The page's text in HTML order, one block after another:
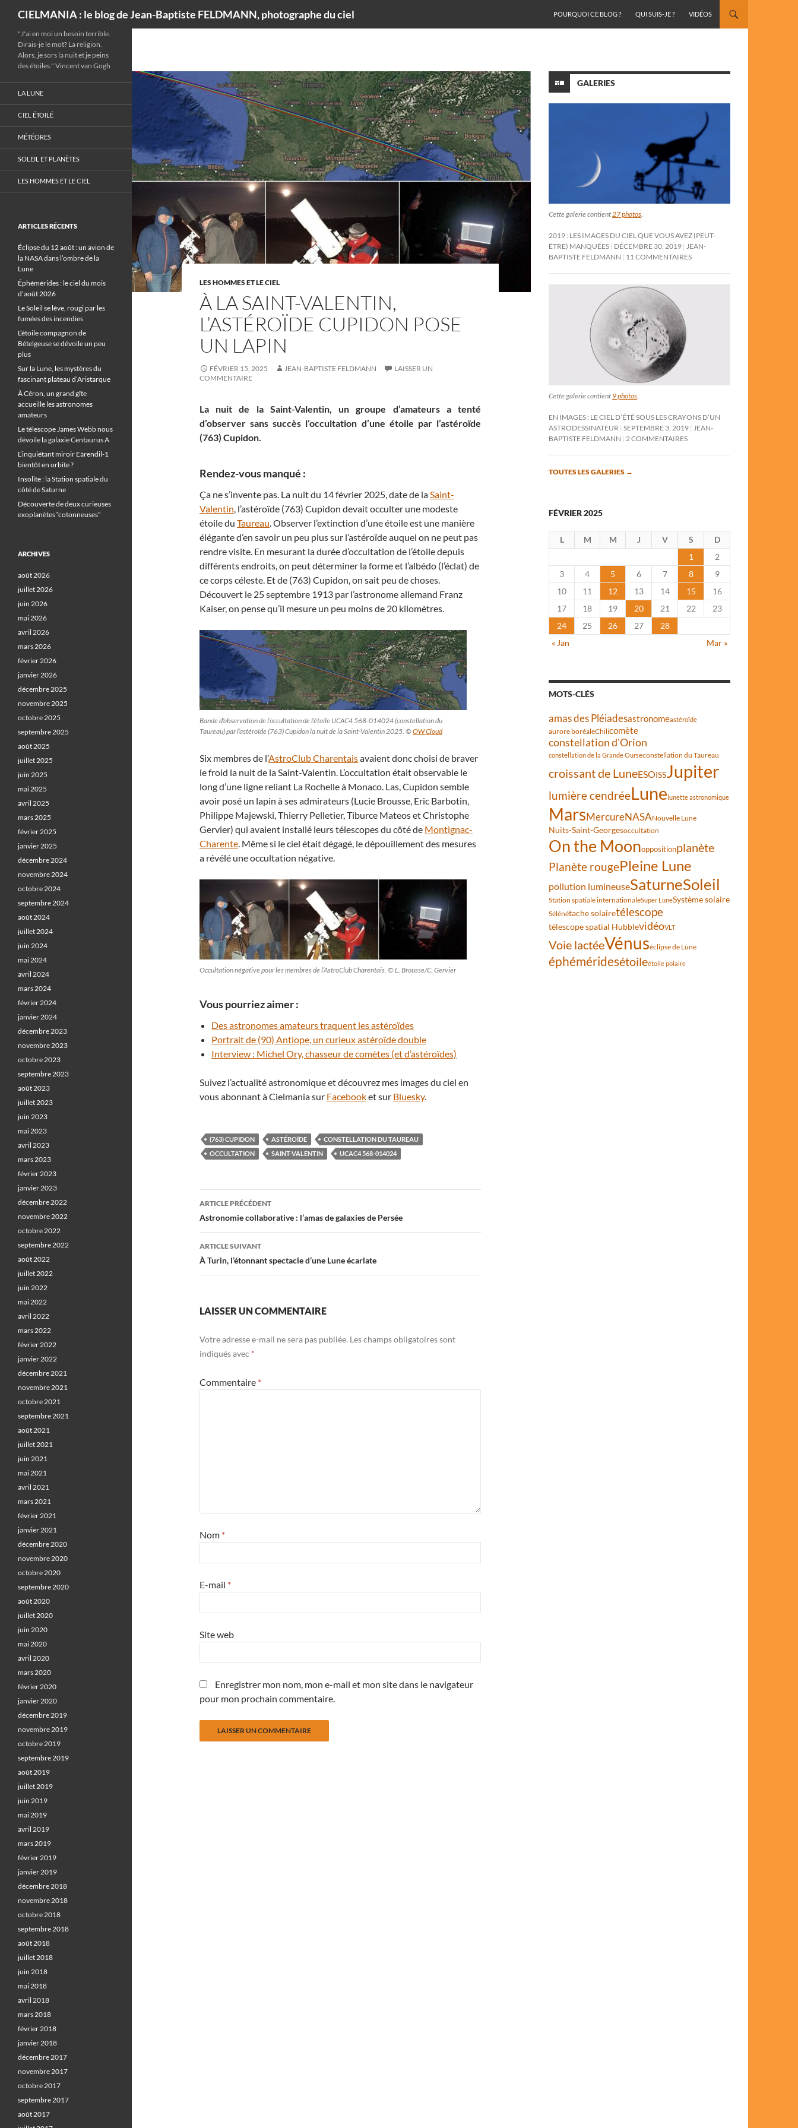
CIELMANIA : le blog de Jean-Baptiste FELDMANN, photographe du ciel
POURQUOI CE BLOG ?
QUI SUIS-JE ? VIDÉOS
LES HOMMES ET LE CIEL
À LA SAINT-VALENTIN,
L’ASTÉROÏDE CUPIDON POSE
UN LAPIN
FÉVRIER 15, 2025 JEAN-BAPTISTE FELDMANN
LAISSER UN
COMMENTAIRE
La nuit de la Saint-Valentin, un groupe d’amateurs a tenté
d’observer sans succès l’occultation d’une étoile par l’astéroïde
(763) Cupidon.
Rendez-vous manqué :
Ça ne s’invente pas. La nuit du 14 février 2025, date de laSaint-
Valentin, l’astéroïde (763) Cupidon devait occulter une modeste
étoile du Taureau. Observer l’extinction d’une étoile est une manière
élégante d’en savoir un peu plus sur l’astéroïde auquel on ne peut pas
rendre visite. En mesurant la durée d’occultation de l’étoile depuis
différents endroits, on peut déterminer la forme et l’albédo (l’éclat) de
ce corps céleste. Et de (763) Cupidon, on sait peu de choses.
Découvert le 25 septembre 1913 par l’astronome allemand Franz
Kaiser, on pense qu’il mesure un peu moins de 20 kilomètres.
Bande d’observation de l’occultation de l’étoile UCAC4 568-014024 (constellation du
Taureau) par l’astéroïde (763) Cupidon la nuit de la Saint-Valentin 2025. ©OW Cloud
Six membres de l’AstroClub Charentaisavaient donc choisi de braver
le froid la nuit de la Saint-Valentin. L’occultation était observable le
long d’une ligne reliant La Rochelle à Monaco. Las, Cupidon semble
avoir posé un lapin à ses admirateurs (Lucie Brousse, Eric Barbotin,
Philippe Majewski, Thierry Pelletier, Tiburce Mateos et Christophe
Gervier) qui avaient installé leurs télescopes du côté de Montignac-
Charente. Même si le ciel était dégagé, le dépouillement des mesures
a révélé une occultation négative.
Occultation négative pour les membres de l’AstroClub Charentais. © L. Brousse/C. Gervier
Vous pourriez aimer :
Des astronomes amateurs traquent les astéroïdes
Portrait de (90) Antiope, un curieux astéroïde double
Interview : Michel Ory, chasseur de comètes (et d’astéroïdes)
Suivez l’actualité astronomique et découvrez mes images du ciel en
vous abonnant à Cielmania sur Facebooket sur Bluesky.
(763) CUPIDON ASTÉROÏDE
CONSTELLATION DU TAUREAU
OCCULTATION
SAINT-VALENTIN UCAC4 568-014024
Navigation
des
articles
ARTICLE PRÉCÉDENT
Astronomie collaborative : l’amas de galaxies de Persée
ARTICLE SUIVANT
À Turin, l’étonnant spectacle d’une Lune écarlate
LAISSER UN COMMENTAIRE
Votre adresse e-mail ne sera pas publiée. Les champs obligatoires sont
indiqués avec *
Commentaire *
Nom *
E-mail *
Site web
Enregistrer mon nom, mon e-mail et mon site dans le navigateur
pour mon prochain commentaire.
GALERIES
Cette galerie contient27 photos.
2019 : LES IMAGES DU CIEL QUE VOUS AVEZ (PEUT-
ÊTRE) MANQUÉES DÉCEMBRE 30, 2019 JEAN-
BAPTISTE FELDMANN
11 COMMENTAIRES
Cette galerie contient 9 photos
EN IMAGES : LE CIEL D’ÉTÉ SOUS LES CRAYONS D’UN
ASTRODESSINATEUR SEPTEMBRE 3, 2019
JEAN-
BAPTISTE FELDMANN
2 COMMENTAIRES
TOUTES LES GALERIES →
FÉVRIER 2025
L M M J V S
D
1
2
3
4 5 6 7 8
9
10
11 12 13 14 15
16
17
18 19 20 21 22
23
24
25 26 27
28
« Jan
Mar »
MOTS-CLÉS
amas des Pléiadesastronomeastéroïde
aurore boréaleChilicomète
constellation d'Orion
constellation de la Grande Ourseconstellation du Taureau
croissant de LuneESOISSJupiter
lumière cendréeLunelunette astronomique
MarsMercureNASANouvelle Lune
Nuits-Saint-Georgesoccultation
On the Moonoppositionplanète
Planète rougePleine Lune
pollution lumineuseSaturneSoleil
Station spatiale internationaleSuper LuneSystème solaire
Sélénétache solairetélescope
télescope spatial HubblevidéoVLT
Voie lactéeVénuséclipse de Lune
éphéméridesétoileétoile polaire
"J'ai en moi un besoin terrible.
Dirais-je le mot? La religion.
Alors, je sors la nuit et je peins
des étoiles." Vincent van Gogh
LA LUNE
CIEL ÉTOILÉ
MÉTÉORES
SOLEIL ET PLANÈTES
LES HOMMES ET LE CIEL
ARTICLES RÉCENTS
Éclipse du 12 août : un avion de
la NASA dans l’ombre de la
Lune
Éphémérides : le ciel du mois
d’août 2026
Le Soleil se lève, rougi par les
fumées des incendies
L’étoile compagnon de
Bételgeuse se dévoile un peu
plus
Sur la Lune, les mystères du
fascinant plateau d’Aristarque
À Céron, un grand gîte
accueille les astronomes
amateurs
Le télescope James Webb nous
dévoile la galaxie Centaurus A
L’inquiétant miroir Eärendil-1
bientôt en orbite ?
Insolite : la Station spatiale du
côté de Saturne
Découverte de deux curieuses
exoplanètes “cotonneuses”
ARCHIVES
août 2026
juillet 2026
juin 2026
mai 2026
avril 2026
mars 2026
février 2026
janvier 2026
décembre 2025
novembre 2025
octobre 2025
septembre 2025
août 2025
juillet 2025
juin 2025
mai 2025
avril 2025
mars 2025
février 2025
janvier 2025
décembre 2024
novembre 2024
octobre 2024
septembre 2024
août 2024
juillet 2024
juin 2024
mai 2024
avril 2024
mars 2024
février 2024
janvier 2024
décembre 2023
novembre 2023
octobre 2023
septembre 2023
août 2023
juillet 2023
juin 2023
mai 2023
avril 2023
mars 2023
février 2023
janvier 2023
décembre 2022
novembre 2022
octobre 2022
septembre 2022
août 2022
juillet 2022
juin 2022
mai 2022
avril 2022
mars 2022
février 2022
janvier 2022
décembre 2021
novembre 2021
octobre 2021
septembre 2021
août 2021
juillet 2021
juin 2021
mai 2021
avril 2021
mars 2021
février 2021
janvier 2021
décembre 2020
novembre 2020
octobre 2020
septembre 2020
août 2020
juillet 2020
juin 2020
mai 2020
avril 2020
mars 2020
février 2020
janvier 2020
décembre 2019
novembre 2019
octobre 2019
septembre 2019
août 2019
juillet 2019
juin 2019
mai 2019
avril 2019
mars 2019
février 2019
janvier 2019
décembre 2018
novembre 2018
octobre 2018
septembre 2018
août 2018
juillet 2018
juin 2018
mai 2018
avril 2018
mars 2018
février 2018
janvier 2018
décembre 2017
novembre 2017
octobre 2017
septembre 2017
août 2017